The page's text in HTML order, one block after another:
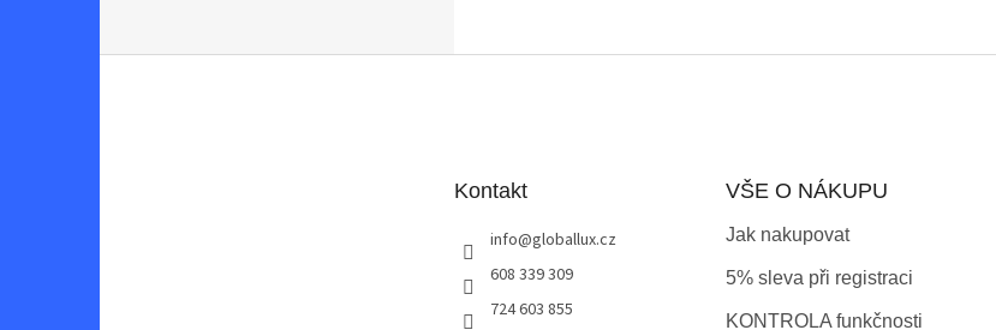
Kontakt
info@globallux.cz
608 339 309
724 603 855
VŠE O NÁKUPU
Jak nakupovat
5% sleva při registraci
KONTROLA funkčnosti